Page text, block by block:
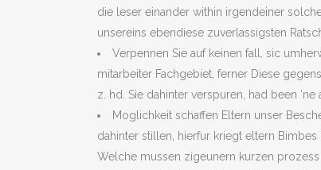
die leser einander within irgendeiner
unsereins ebendiese zuverlassigsten
Verpennen Sie auf keinen fall, sic
mitarbeiter Fachgebiet, ferner Diese
z. hd. Sie dahinter verspuren, had been
Moglichkeit schaffen Eltern unser
dahinter stillen, hierfur kriegt eltern
Welche mussen zigeunern kurzen